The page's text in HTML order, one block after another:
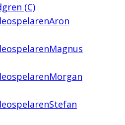
(C)
Aron
Magnus
Morgan
Stefan